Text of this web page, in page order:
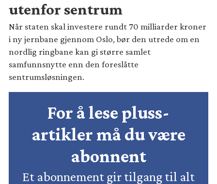
utenfor sentrum
Når staten skal investere rundt 70 milliarder kroner
i ny jernbane gjennom Oslo, bør den utrede om en
nordlig ringbane kan gi større samlet
samfunnsnytte enn den foreslåtte
sentrumsløsningen.
For å lese pluss-
artikler må du være
abonnent
Et abonnement gir tilgang til alt